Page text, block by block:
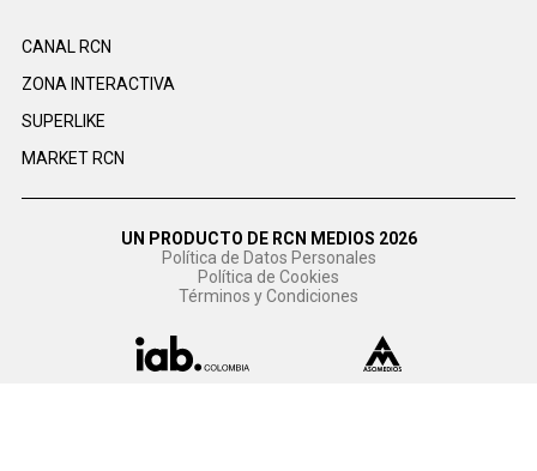
CANAL RCN
ZONA INTERACTIVA
SUPERLIKE
MARKET RCN
UN PRODUCTO DE RCN MEDIOS 2026
Política de Datos Personales
Política de Cookies
Términos y Condiciones